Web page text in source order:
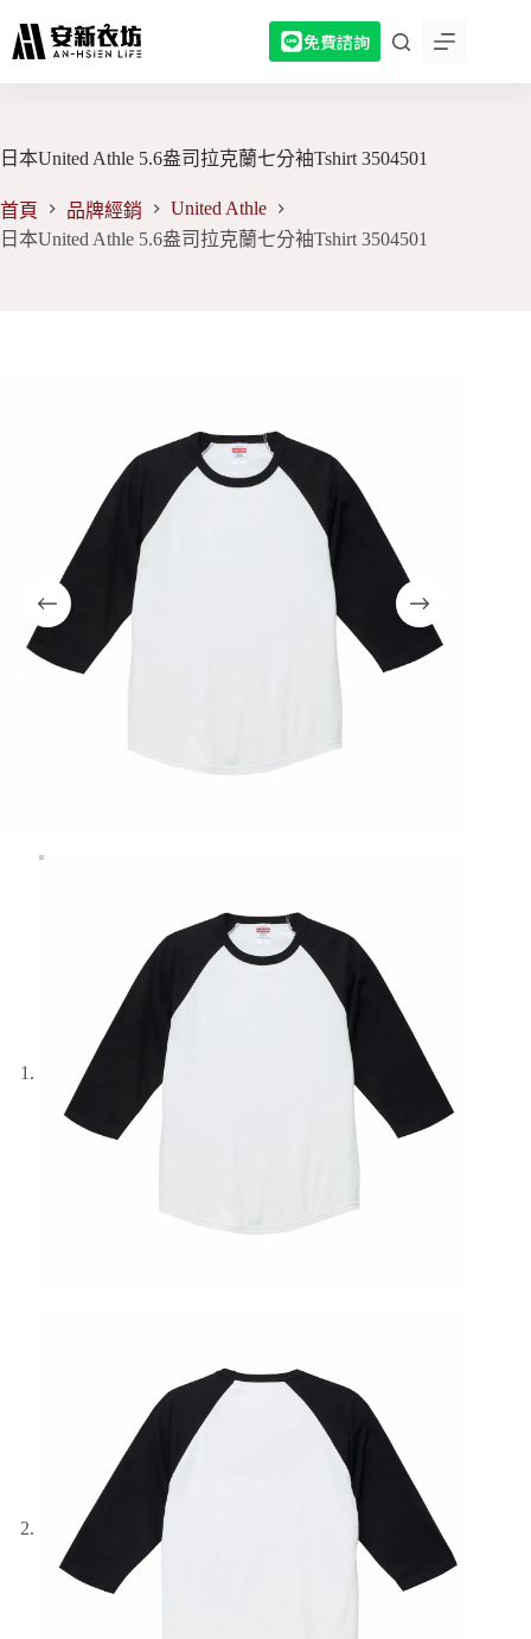
至
容
免費諮詢
日本United Athle 5.6盎司拉克蘭七分袖Tshirt 3504501
首頁 品牌經銷
United Athle
日本United Athle 5.6盎司拉克蘭七分袖Tshirt 3504501